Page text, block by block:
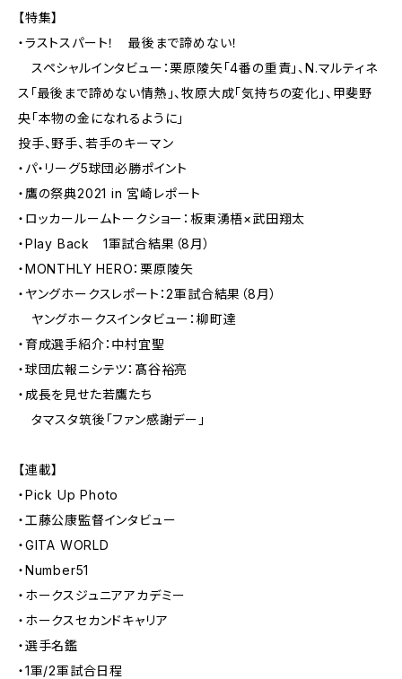
【特集】
・ラストスパート！ 最後まで諦めない！
スペシャルインタビュー：栗原陵矢「4番の重責」、N.マルティネ
ス「最後まで諦めない情熱」、牧原大成「気持ちの変化」、甲斐野
央「本物の金になれるように」
投手、野手、若手のキーマン
・パ・リーグ5球団必勝ポイント
・鷹の祭典2021 in 宮崎レポート
・ロッカールームトークショー：板東湧梧×武田翔太
・Play Back 1軍試合結果（8月）
・MONTHLY HERO：栗原陵矢
・ヤングホークスレポート：2軍試合結果（8月）
ヤングホークスインタビュー：柳町達
・育成選手紹介：中村宜聖
・球団広報ニシテツ：髙谷裕亮
・成長を見せた若鷹たち
タマスタ筑後「ファン感謝デー」
【連載】
・Pick Up Photo
・工藤公康監督インタビュー
・GITA WORLD
・Number51
・ホークスジュニアアカデミー
・ホークスセカンドキャリア
・選手名鑑
・1軍/2軍試合日程